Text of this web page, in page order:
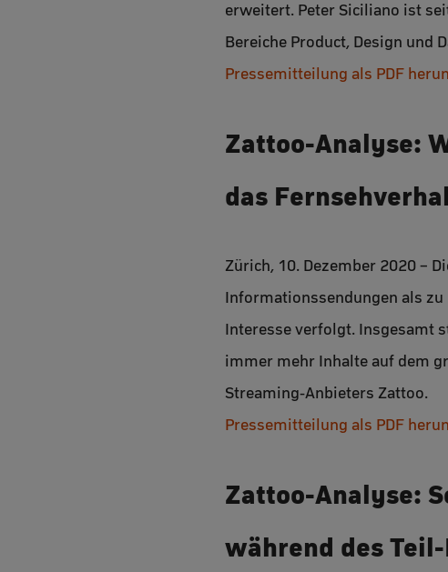
erweitert. Peter Siciliano ist
Bereiche Product, Design und
Pressemitteilung als PDF
Zattoo-Analyse:
das
Zürich, 10. Dezember 2020 –
Informationssendungen als zu
Interesse verfolgt. Insgesamt
immer mehr Inhalte auf dem
Streaming-Anbieters Zattoo.
Pressemitteilung als PDF
Zattoo-Analyse:
während des